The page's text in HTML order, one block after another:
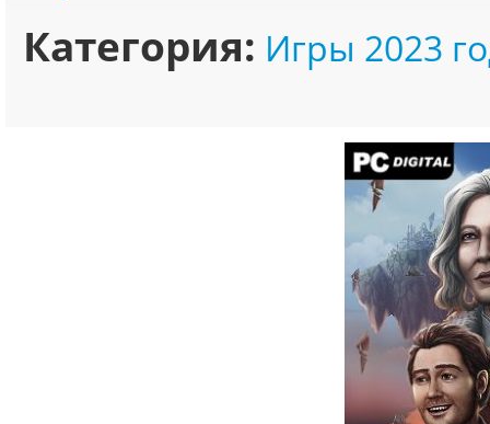
Категория: Игры 2023